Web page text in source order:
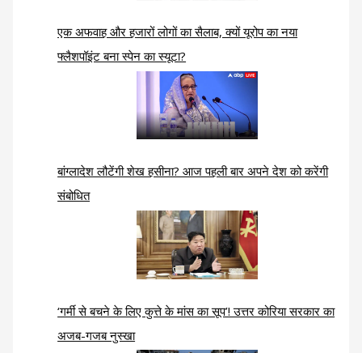
एक अफवाह और हजारों लोगों का सैलाब, क्यों यूरोप का नया
फ्लैशपॉइंट बना स्पेन का स्यूटा?
बांग्लादेश लौटेंगी शेख हसीना? आज पहली बार अपने देश को करेंगी
संबोधित
‘गर्मी से बचने के लिए कुत्ते के मांस का सूप’! उत्तर कोरिया सरकार का
अजब-गजब नुस्खा